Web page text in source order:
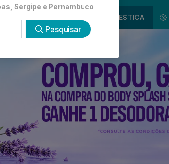
UTILIDADE DOMESTICA
Sergipe e Pernambuco
Pesquisar